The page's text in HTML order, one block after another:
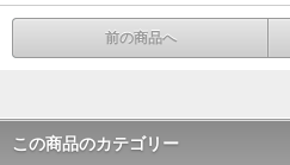
前の商品へ
この商品のカテゴリー